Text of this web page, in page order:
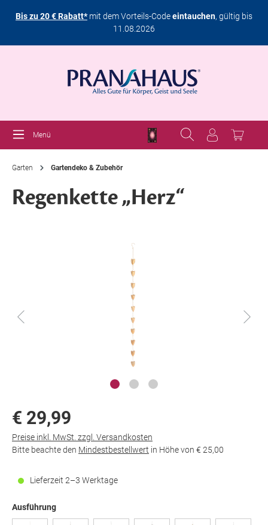
Bis zu 20 € Rabatt*mit dem Vorteils-Codeeintauchen, gültig bis
11.08.2026
Menü
Garten Gartendeko & Zubehör
Regenkette „Herz“
€ 29,99
Preise inkl. MwSt. zzgl. Versandkosten
Bitte beachte den Mindestbestellwert in Höhe von € 25,00
Lieferzeit 2–3 Werktage
Ausführung